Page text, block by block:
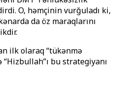
O, həmçinin vurğuladı ki,
da öz maraqlarını
ilk olaraq “tükənmə
bu strategiyanı